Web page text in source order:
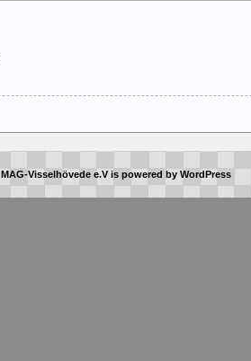
MAG-Visselhövede e.Vis powered by WordPress